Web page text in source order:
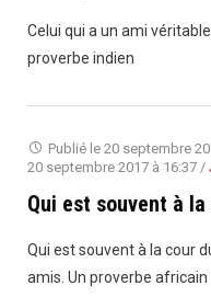
Celui qui a un ami véritable
proverbe indien
Publié le 20 septembre
20 septembre 2017 à 16:37 /
Qui est souvent à
Qui est souvent à la cour
amis. Un proverbe africain